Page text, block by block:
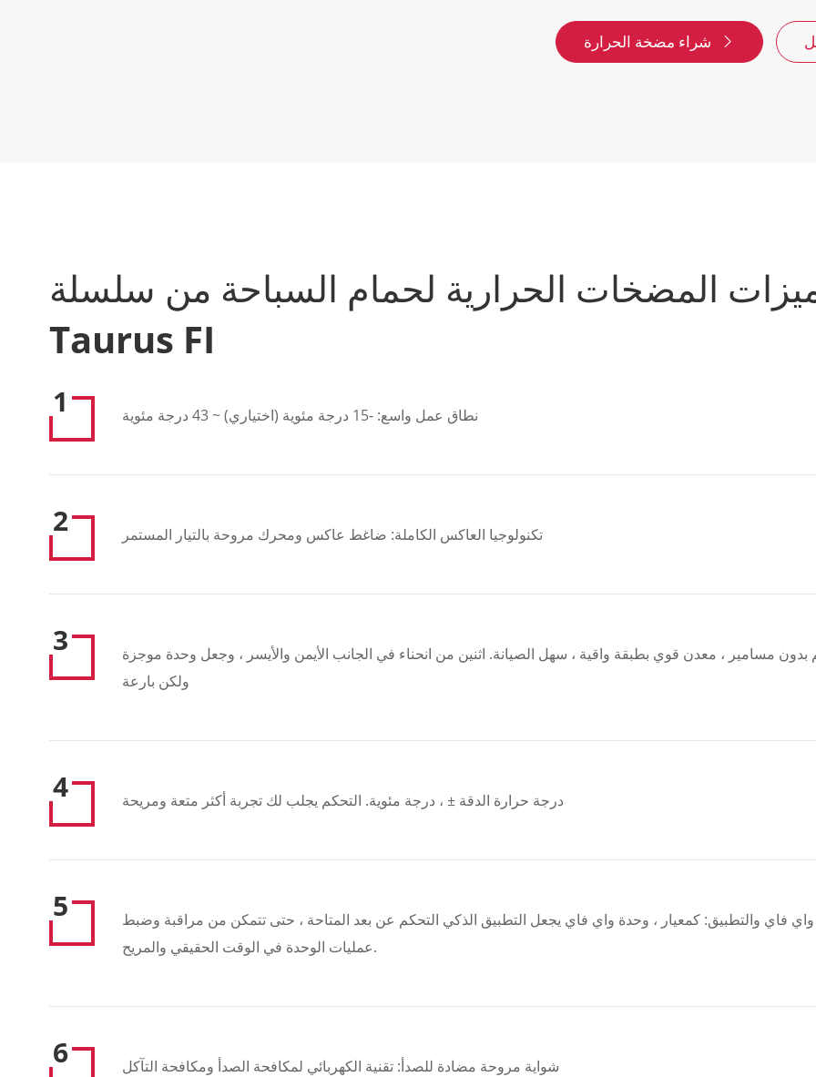

المضخات الحرارية لحمام السباحة من سلسلة
Taurus FI
1 نطاق عمل واسع: -15 درجة مئوية (اختياري) ~ 43 درجة مئوية
2 تكنولوجيا العاكس الكاملة: ضاغط عاكس ومحرك مروحة بالتيار المستمر
3
بدون مسامير ، معدن قوي بطبقة واقية ، سهل الصيانة. اثنين من انحناء في الجانب الأيمن والأيسر ، وجعل وحدة موجزة
ولكن بارعة
4 درجة حرارة الدقة ± ، درجة مئوية. التحكم يجلب لك تجربة أكثر متعة ومريحة
5
فاي والتطبيق: كمعيار ، وحدة واي فاي يجعل التطبيق الذكي التحكم عن بعد المتاحة ، حتى تتمكن من مراقبة وضبط
عمليات الوحدة في الوقت الحقيقي والمريح.
6 شواية مروحة مضادة للصدأ: تقنية الكهربائي لمكافحة الصدأ ومكافحة التآكل